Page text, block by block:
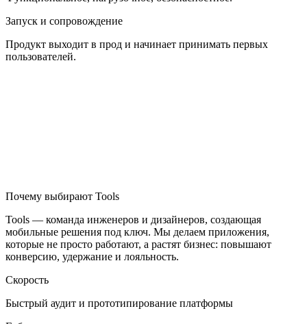
Запуск и сопровождение
Продукт выходит в прод и начинает принимать первых
пользователей.
Почему выбирают Tools
Tools — команда инженеров и дизайнеров, создающая
мобильные решения под ключ. Мы делаем приложения,
которые не просто работают, а растят бизнес: повышают
конверсию, удержание и лояльность.
Скорость
Быстрый аудит и прототипирование платформы